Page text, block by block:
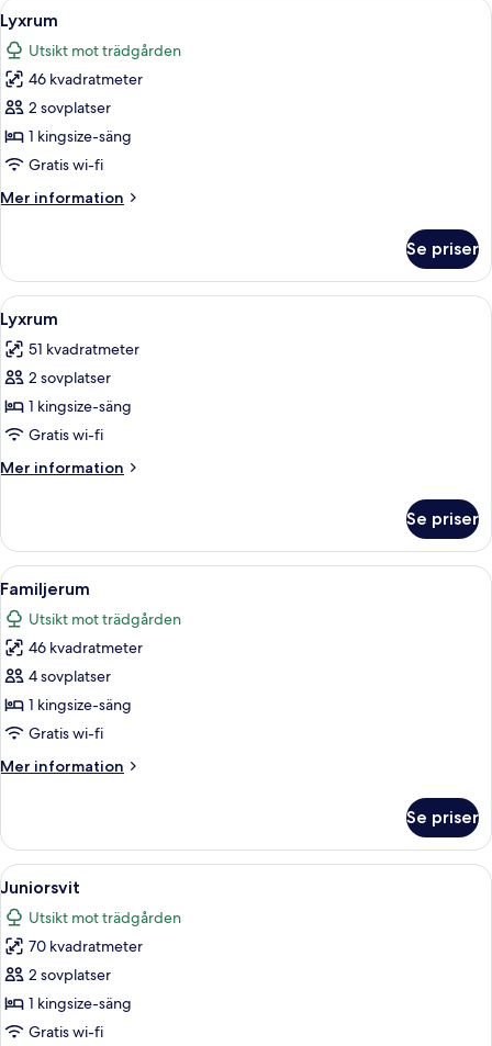
Öppna
alla
foton
för
Lyxrum
Ett hotellrum med en säng med
4
Lyxrum
Utsikt mot trädgården
46 kvadratmeter
2 sovplatser
1 kingsize-säng
Gratis wi-fi
Mer information
Mer
Se priser
Öppna
alla
foton
för
Lyxrum
Ett hotellrum med en säng, ett
3
Lyxrum
51 kvadratmeter
2 sovplatser
1 kingsize-säng
Gratis wi-fi
Mer information
Mer
Se priser
Öppna
alla
foton
för
Familjerum
Ett hotellrum med en stor säng, ett
4
Familjerum
Utsikt mot trädgården
46 kvadratmeter
4 sovplatser
1 kingsize-säng
Gratis wi-fi
Mer information
Mer
Se priser
Öppna
alla
foton
för
Juniorsvit
Ett hotellrum med en stor säng, två
4
Juniorsvit
Utsikt mot trädgården
70 kvadratmeter
2 sovplatser
1 kingsize-säng
Gratis wi-fi